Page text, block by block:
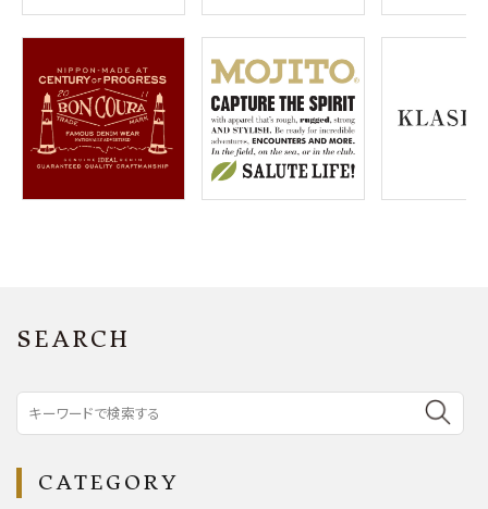
OFFICIAL WEB SITE
ACCOUNT MENU
ようこそ ゲスト 様
meeting_room ログイン 会員登録
SEARCH
CATEGORY